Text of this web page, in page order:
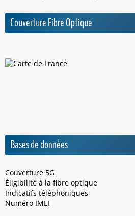
Couverture Fibre Optique
Bases de données
Couverture 5G
Éligibilité à la fibre optique
Indicatifs téléphoniques
Numéro IMEI